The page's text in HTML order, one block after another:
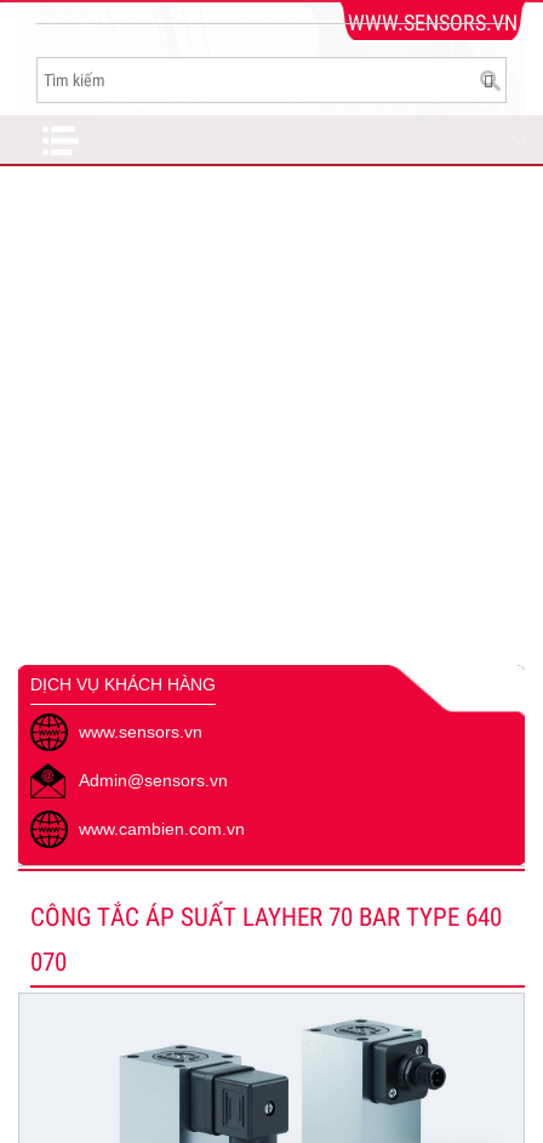
WWW.SENSORS.VN
DỊCH VỤ KHÁCH HÀNG
www.sensors.vn
Admin@sensors.vn
www.cambien.com.vn
CÔNG TẮC ÁP SUẤT LAYHER 70 BAR TYPE 640
070